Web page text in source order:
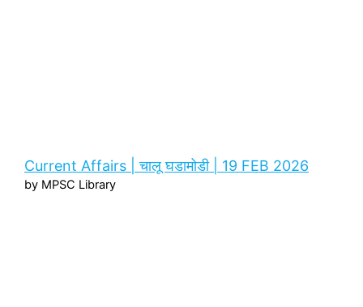
Current Affairs | चालू घडामोडी | 19 FEB 2026
by MPSC Library